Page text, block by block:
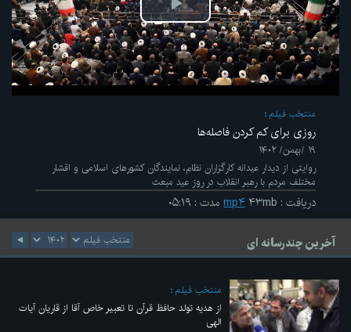
پخش
ویدیو
منتخب فیلم
روزی برای کم کردن فاصله‌ها
۱۹ /بهمن/ ۱۴۰۲
روایتی از دیدار عیدانه کارگزاران نظام، نمایندگان کشورهای اسلامی و اقشار
مختلف مردم با رهبر انقلاب در روز عید مبعث
دریافت : mp۴ ۴۳mb مدت : ۰۵:۱۹
آخرین چندرسانه ای
منتخب فیلم
از هدیه تولد حافظ قرآن تا تعبیر خاص آقا از قاریان آیات
الهی